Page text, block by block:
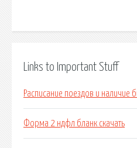
Links to Important Stuff
Расписание поездов и наличие
Форма 2 ндфл бланк скачать